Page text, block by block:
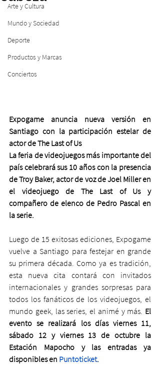
Arte y Cultura
Mundo y Sociedad
Deporte
Productos y Marcas
Conciertos
Expogame anuncia nueva versión en
Santiago con la participación estelar de
actor de The Last of Us
La feria de videojuegos más importante del
país celebrará sus 10 años con la presencia
de Troy Baker, actor de voz de Joel Miller en
el videojuego de The Last of Us y
compañero de elenco de Pedro Pascal en
la serie.
Luego de 15 exitosas ediciones, Expogame
vuelve a Santiago para festejar en grande
su primera década. Como ya es tradición,
esta nueva cita contará con invitados
internacionales y grandes sorpresas para
todos los fanáticos de los videojuegos, el
mundo geek, las series, el animé y más. El
evento se realizará los días viernes 11,
sábado 12 y viernes 13 de octubre la
Estación Mapocho y las entradas ya
disponibles en Puntoticket.